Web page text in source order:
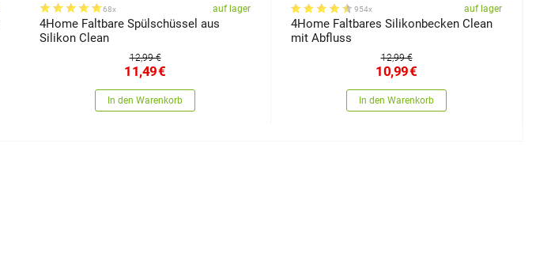
68x auf lager
4Home Faltbare Spülschüssel aus
Silikon Clean
12,99 €
11,49€
In den Warenkorb
954x auf lager
4Home Faltbares Silikonbecken Clean
mit Abfluss
12,99 €
10,99€
In den Warenkorb